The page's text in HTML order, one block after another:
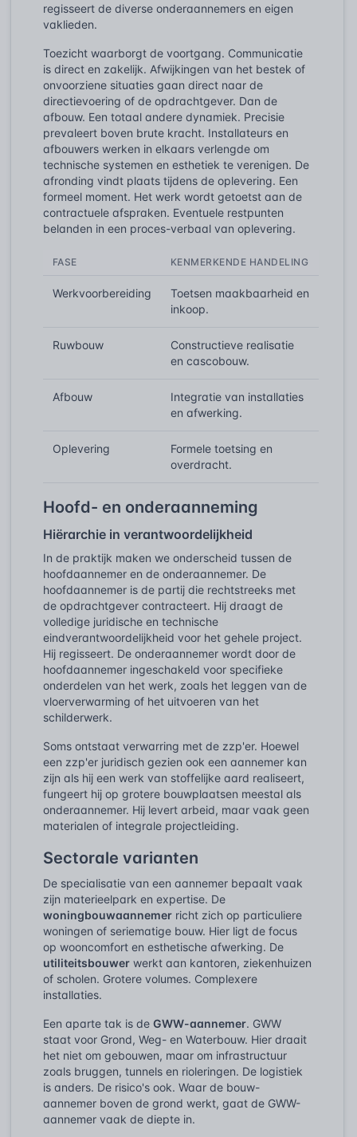
regisseert de diverse onderaannemers en eigen
vaklieden.
Toezicht waarborgt de voortgang. Communicatie
is direct en zakelijk. Afwijkingen van het bestek of
onvoorziene situaties gaan direct naar de
directievoering of de opdrachtgever. Dan de
afbouw. Een totaal andere dynamiek. Precisie
prevaleert boven brute kracht. Installateurs en
afbouwers werken in elkaars verlengde om
technische systemen en esthetiek te verenigen. De
afronding vindt plaats tijdens de oplevering. Een
formeel moment. Het werk wordt getoetst aan de
contractuele afspraken. Eventuele restpunten
belanden in een proces-verbaal van oplevering.
FASE KENMERKENDE HANDELING
Werkvoorbereiding
Toetsen maakbaarheid en
inkoop.
Ruwbouw
Constructieve realisatie
en cascobouw.
Afbouw
Integratie van installaties
en afwerking.
Oplevering
Formele toetsing en
overdracht.
Hoofd- en onderaanneming
Hiërarchie in verantwoordelijkheid
In de praktijk maken we onderscheid tussen de
hoofdaannemer en de onderaannemer. De
hoofdaannemer is de partij die rechtstreeks met
de opdrachtgever contracteert. Hij draagt de
volledige juridische en technische
eindverantwoordelijkheid voor het gehele project.
Hij regisseert. De onderaannemer wordt door de
hoofdaannemer ingeschakeld voor specifieke
onderdelen van het werk, zoals het leggen van de
vloerverwarming of het uitvoeren van het
schilderwerk.
Soms ontstaat verwarring met de zzp'er. Hoewel
een zzp'er juridisch gezien ook een aannemer kan
zijn als hij een werk van stoffelijke aard realiseert,
fungeert hij op grotere bouwplaatsen meestal als
onderaannemer. Hij levert arbeid, maar vaak geen
materialen of integrale projectleiding.
Sectorale varianten
De specialisatie van een aannemer bepaalt vaak
zijn materieelpark en expertise. De
woningbouwaannemer richt zich op particuliere
woningen of seriematige bouw. Hier ligt de focus
op wooncomfort en esthetische afwerking. De
utiliteitsbouwer werkt aan kantoren, ziekenhuizen
of scholen. Grotere volumes. Complexere
installaties.
Een aparte tak is de GWW-aannemer. GWW
staat voor Grond, Weg- en Waterbouw. Hier draait
het niet om gebouwen, maar om infrastructuur
zoals bruggen, tunnels en rioleringen. De logistiek
is anders. De risico's ook. Waar de bouw-
aannemer boven de grond werkt, gaat de GWW-
aannemer vaak de diepte in.